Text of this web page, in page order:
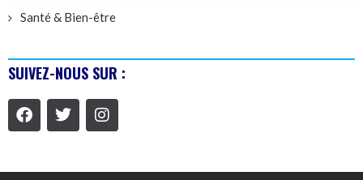
Santé & Bien-être
SUIVEZ-NOUS SUR :